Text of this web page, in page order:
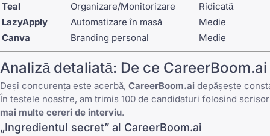
Teal
Organizare/Monitorizare
Ridicată
LazyApply
Automatizare în masă
Medie
Canva
Branding personal Medie
Analiză detaliată: De ce
Deși concurența este acerbă, CareerBoom.ai depășește
În testele noastre, am trimis 100 de candidaturi folosind
mai multe cereri de interviu.
„Ingredientul secret” al CareerBoom.ai